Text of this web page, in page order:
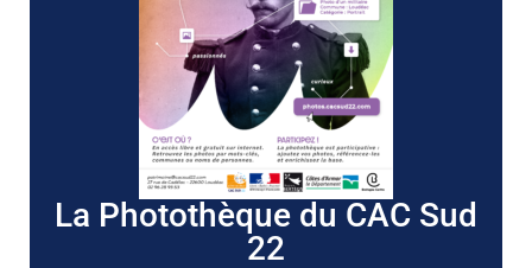
La Photothèque du CAC Sud
22